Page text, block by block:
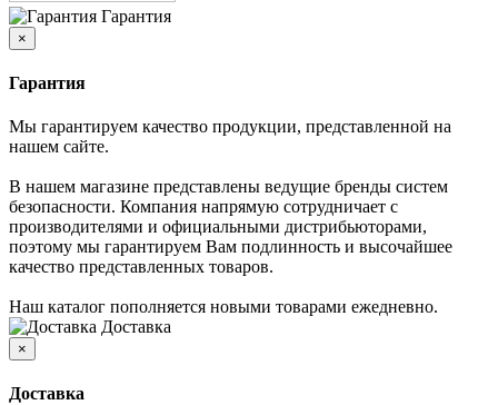
Гарантия
×
Гарантия
Мы гарантируем качество продукции, представленной на
нашем сайте.
В нашем магазине представлены ведущие бренды систем
безопасности. Компания напрямую сотрудничает с
производителями и официальными дистрибьюторами,
поэтому мы гарантируем Вам подлинность и высочайшее
качество представленных товаров.
Наш каталог пополняется новыми товарами ежедневно.
Доставка
×
Доставка